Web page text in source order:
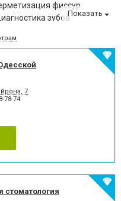
фиссур
зубов
дефект зубов
в
нижнечелюстного
Показать
7
78-74
стоматология